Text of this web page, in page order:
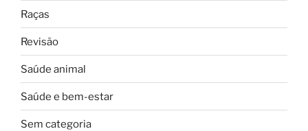
Raças
Revisão
Saúde animal
Saúde e bem-estar
Sem categoria